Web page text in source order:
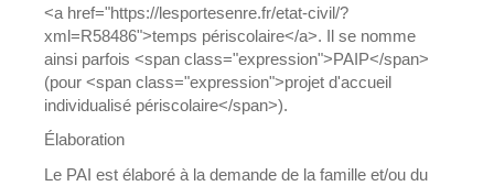
<a href="https://lesportesenre.fr/etat-civil/?
xml=R58486">temps périscolaire</a>. Il se nomme
ainsi parfois <span class="expression">PAIP</span>
(pour <span class="expression">projet d'accueil
individualisé périscolaire</span>).
Élaboration
Le PAI est élaboré à la demande de la famille et/ou du